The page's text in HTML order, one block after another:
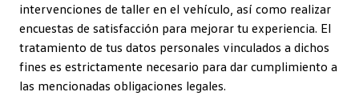
intervenciones de taller en el vehículo, así como realizar
encuestas de satisfacción para mejorar tu experiencia. El
tratamiento de tus datos personales vinculados a dichos
fines es estrictamente necesario para dar cumplimiento a
las mencionadas obligaciones legales.